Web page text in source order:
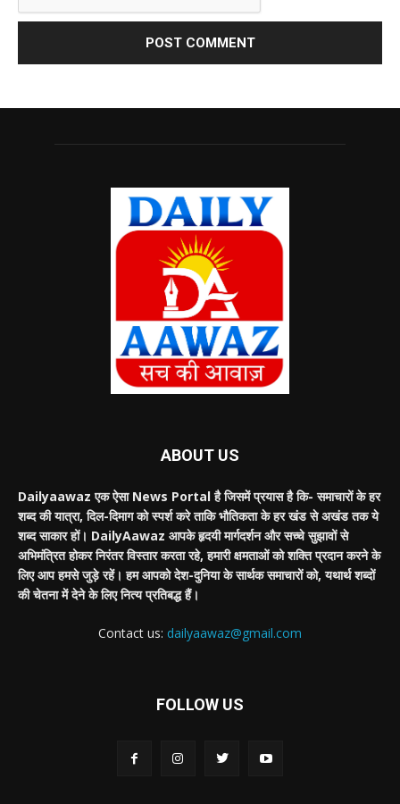
ABOUT US
Dailyaawaz एक ऐसा News Portal है जिसमें प्रयास है कि- समाचारों के हर
शब्द की यात्रा, दिल-दिमाग को स्पर्श करे ताकि भौतिकता के हर खंड से अखंड तक ये
शब्द साकार हों। DailyAawaz आपके हृदयी मार्गदर्शन और सच्चे सुझावों से
अभिमंत्रित होकर निरंतर विस्तार करता रहे, हमारी क्षमताओं को शक्ति प्रदान करने के
लिए आप हमसे जुड़े रहें। हम आपको देश-दुनिया के सार्थक समाचारों को, यथार्थ शब्दों
की चेतना में देने के लिए नित्य प्रतिबद्ध हैं।
Contact us: dailyaawaz@gmail.com
FOLLOW US